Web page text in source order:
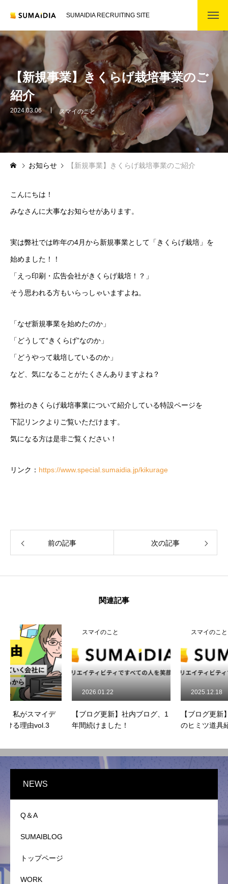
SUMAIDIA RECRUITING SITE
MEMBER 人を知る
WORK
SUMAIBLOG
NEWS
Q＆A
【新規事業】きくらげ栽培事業のご
紹介
2024.03.06 スマイのこと
お知らせ 【新規事業】きくらげ栽培事業のご紹介
こんにちは！
みなさんに大事なお知らせがあります。
実は弊社では昨年の4月から新規事業として「きくらげ栽培」を
始めました！！
「えっ印刷・広告会社がきくらげ栽培！？」
そう思われる方もいらっしゃいますよね。
「なぜ新規事業を始めたのか」
「どうして“きくらげ”なのか」
「どうやって栽培しているのか」
など、気になることがたくさんありますよね？
弊社のきくらげ栽培事業について紹介している特設ページを
下記リンクよりご覧いただけます。
気になる方は是非ご覧ください！
リンク： https://www.special.sumaidia.jp/kikurage
前の記事 次の記事
関連記事
スマイのこと
【ブログ更新】社内ブログ、1
年間続けました！
2026.01.22
【ブログ更新】スマイディア
のヒミツ道具紹介！
NEWS
Q＆A
SUMAIBLOG
トップページ
WORK